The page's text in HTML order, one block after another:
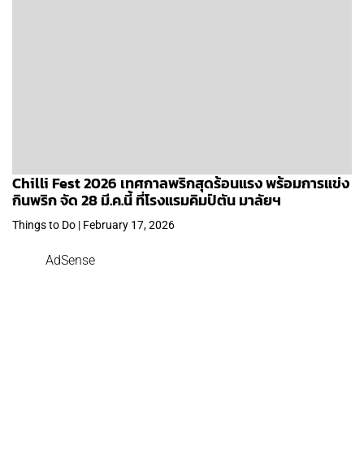
Chilli Fest 2026 เทศกาลพริกสุดร้อนแรง พร้อมการแข่ง
กินพริก จัด 28 มี.ค.นี้ ที่โรงแรมคิมป์ตัน มาลัยฯ
Things to Do | February 17, 2026
AdSense